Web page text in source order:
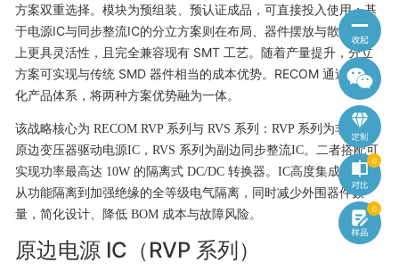
0
0
方案双重选择。模块为预组装、预认证成品，可直接投入使用；基
于电源IC与同步整流IC的分立方案则在布局、器件摆放与散热设计
上更具灵活性，且完全兼容现有 SMT 工艺。随着产量提升，分立
方案可实现与传统 SMD 器件相当的成本优势。RECOM 通过结构
化产品体系，将两种方案优势融为一体。
该战略核心为 RECOM RVP 系列与 RVS 系列：RVP 系列为非稳压
原边变压器驱动电源IC，RVS 系列为副边同步整流IC。二者搭配可
实现功率最高达 10W 的隔离式 DC/DC 转换器。IC高度集成，支持
从功能隔离到加强绝缘的全等级电气隔离，同时减少外围器件数
量，简化设计、降低 BOM 成本与故障风险。
原边电源 IC（RVP 系列）